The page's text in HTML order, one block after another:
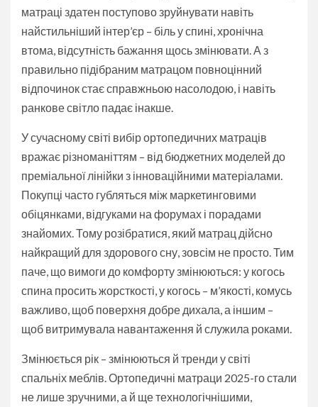
матраці здатен поступово зруйнувати навіть
найстильніший інтер’єр – біль у спині, хронічна
втома, відсутність бажання щось змінювати. А з
правильно підібраним матрацом повноцінний
відпочинок стає справжньою насолодою, і навіть
ранкове світло падає інакше.
У сучасному світі вибір ортопедичних матраців
вражає різноманіттям – від бюджетних моделей до
преміальної лінійки з інноваційними матеріалами.
Покупці часто губляться між маркетинговими
обіцянками, відгуками на форумах і порадами
знайомих. Тому розібратися, який матрац дійсно
найкращий для здорового сну, зовсім не просто. Тим
паче, що вимоги до комфорту змінюються: у когось
спина просить жорсткості, у когось – м’якості, комусь
важливо, щоб поверхня добре дихала, а іншим –
щоб витримувала навантаження й служила роками.
Змінюється рік – змінюються й тренди у світі
спальніх меблів. Ортопедичні матраци 2025-го стали
не лише зручними, а й ще технологічнішими,